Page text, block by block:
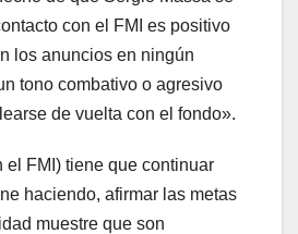
con el FMI es positivo
los anuncios en ningún
tono combativo o agresivo
de vuelta con el fondo».
el FMI) tiene que continuar
haciendo, afirmar las metas
muestre que son